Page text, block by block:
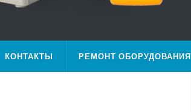
КОНТАКТЫ РЕМОНТ ОБОРУДОВАНИЯ